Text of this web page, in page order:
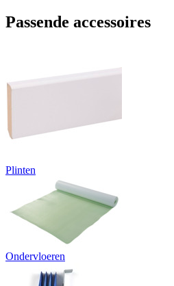
Passende accessoires
Plinten
Ondervloeren